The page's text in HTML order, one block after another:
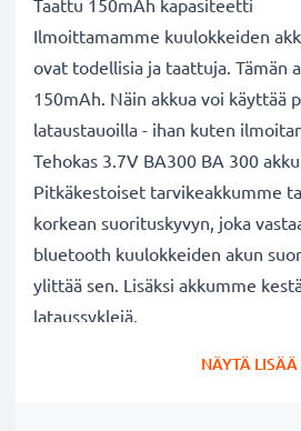
Taattu 150mAh kapasiteetti
Ilmoittamamme kuulokkeiden
ovat todellisia ja taattuja. Tämän
150mAh. Näin akkua voi käyttää
lataustauoilla - ihan kuten
Tehokas 3.7V BA300 BA 300 akku
Pitkäkestoiset tarvikeakkumme
korkean suorituskyvyn, joka
bluetooth kuulokkeiden akun
ylittää sen. Lisäksi akkumme
lataussyklejä.
NÄYTÄ LISÄÄ